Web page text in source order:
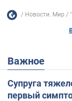
Новости. Мир
Важное
Супруга
первый